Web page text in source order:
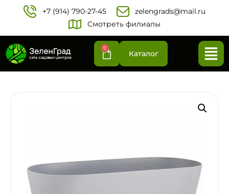
+7 (914) 790-27-45‬
zelengrads@mail.ru
Смотреть филиалы
0
Каталог